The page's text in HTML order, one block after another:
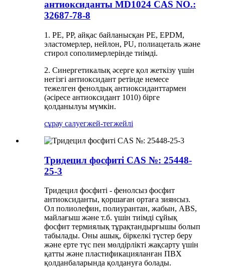
антиоксиданты MD1024 CAS NO.:
32687-78-8
1. PE, PP, айқас байланысқан PE, EPDM,
эластомерлер, нейлон, PU, ​​полиацеталь және
стирол сополимерлерінде тиімді.
2. Синергетикалық әсерге қол жеткізу үшін
негізгі антиоксидант ретінде немесе
тежелген фенолдық антиоксиданттармен
(әсіресе антиоксидант 1010) бірге
қолданылуы мүмкін.
сұрау салуегжей-тегжейлі
Тридецил фосфиті CAS №: 25448-
25-3
Тридецил фосфиті - фенолсыз фосфит
антиоксиданты, қоршаған ортаға зиянсыз.
Ол полиолефин, полиурантан, жабын, ABS,
майлағыш және т.б. үшін тиімді сұйық
фосфит термиялық тұрақтандырғышы болып
табылады. Оны ашық, біркелкі түстер беру
және ерте түс пен мөлдірлікті жақсарту үшін
қатты және пластификацияланған ПВХ
қолданбаларында қолдануға болады.